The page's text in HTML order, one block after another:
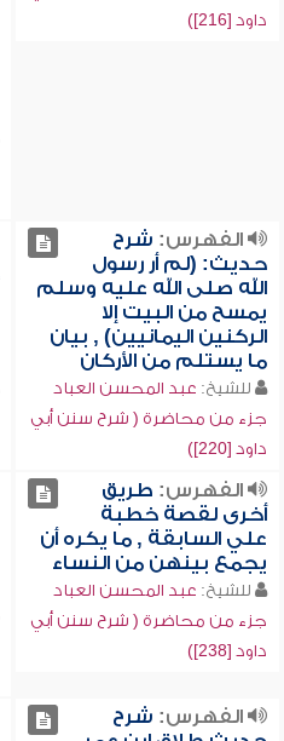
داود [216])
الفهرس: شرح
حديث: (لم أر رسول
الله صلى الله عليه وسلم
يمسح من البيت إلا
الركنين اليمانيين) , بيان
ما يستلم من الأركان
للشيخ: عبد المحسن العباد
جزء من محاضرة ( شرح سنن أبي
داود [220])
الفهرس: طريق
أخرى لقصة خطبة
علي السابقة , ما يكره أن
يجمع بينهن من النساء
للشيخ: عبد المحسن العباد
جزء من محاضرة ( شرح سنن أبي
داود [238])
الفهرس: شرح